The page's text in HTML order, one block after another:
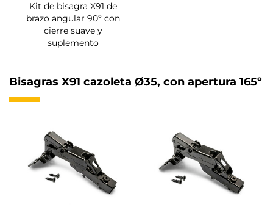
Kit de bisagra X91 de
brazo angular 90º con
cierre suave y
suplemento
Bisagras X91 cazoleta Ø35, con apertura 165º